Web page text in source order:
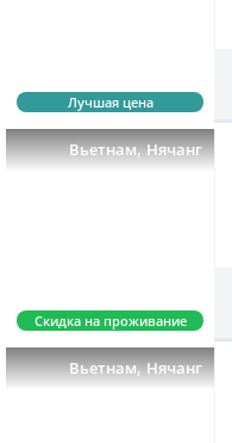
Лучшая цена
Вьетнам,Нячанг
Скидка на проживание
Вьетнам,Нячанг